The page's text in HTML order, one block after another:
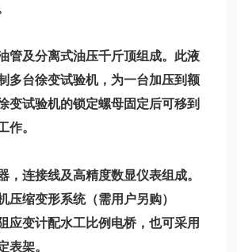
管及分离式油压千斤顶组成。此液
多台徐变试验机，为一台加压到额
变试验机的锁定螺母固定后可移到
作。
，连接线及高精度数显仪表组成。
压缩变形系统（需用户另购）
应变计配水工比例电桥，也可采用
表架。